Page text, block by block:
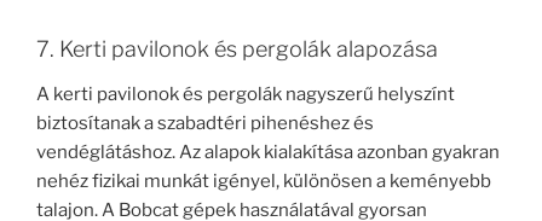
7. Kerti pavilonok és pergolák alapozása
A kerti pavilonok és pergolák nagyszerű helyszínt
biztosítanak a szabadtéri pihenéshez és
vendéglátáshoz. Az alapok kialakítása azonban gyakran
nehéz fizikai munkát igényel, különösen a keményebb
talajon. A Bobcat gépek használatával gyorsan